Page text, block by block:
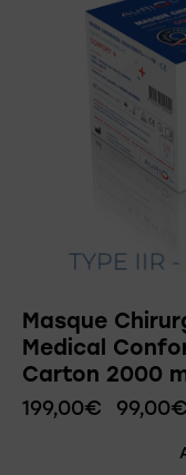
Masque
Medical
Carton 2000
199,00€ 99,00€